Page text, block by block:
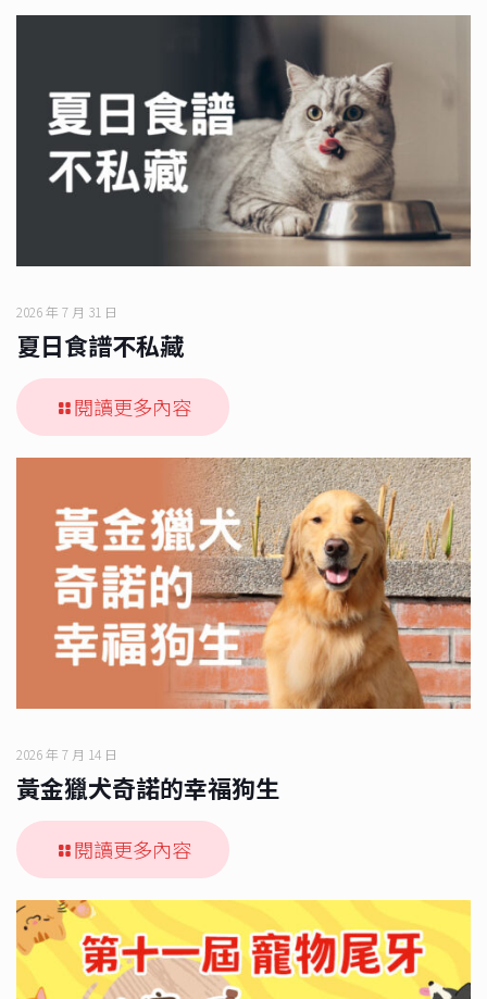
2026 年 7 月 31 日
夏日食譜不私藏
閱讀更多內容
2026 年 7 月 14 日
黃金獵犬奇諾的幸福狗生
閱讀更多內容